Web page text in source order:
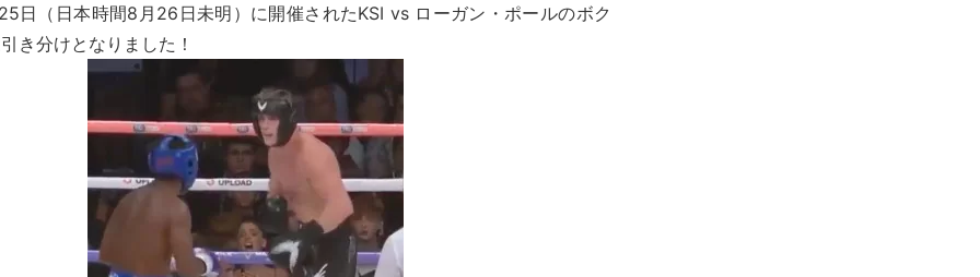
日（日本時間8月26日未明）に開催されたKSI vs ローガン・ポールのボク
き分けとなりました！